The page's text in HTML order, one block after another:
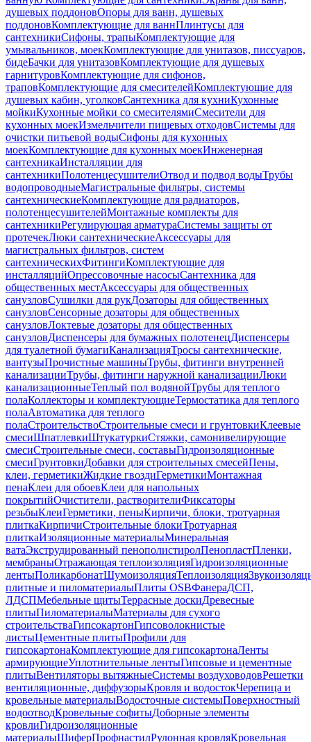
душевых поддоновОпоры для ванн, душевых
поддоновКомплектующие для ваннПлинтусы для
сантехникиСифоны, трапыКомплектующие для
умывальников, моекКомплектующие для унитазов, писсуаров,
бидеБачки для унитазовКомплектующие для душевых
гарнитуровКомплектующие для сифонов,
траповКомплектующие для смесителейКомплектующие для
душевых кабин, уголковСантехника для кухниКухонные
мойкиКухонные мойки со смесителямиСмесители для
кухонных моекИзмельчители пищевых отходовСистемы для
очистки питьевой водыСифоны для кухонных
моекКомплектующие для кухонных моекИнженерная
сантехникаИнсталляции для
сантехникиПолотенцесушителиОтвод и подвод водыТрубы
водопроводныеМагистральные фильтры, системы
сантехническиеКомплектующие для радиаторов,
полотенцесушителейМонтажные комплекты для
сантехникиРегулирующая арматураСистемы защиты от
протечекЛюки сантехническиеАксессуары для
магистральных фильтров, систем
сантехническихФитингиКомплектующие для
инсталляцийОпрессовочные насосыСантехника для
общественных местАксессуары для общественных
санузловСушилки для рукДозаторы для общественных
санузловСенсорные дозаторы для общественных
санузловЛоктевые дозаторы для общественных
санузловДиспенсеры для бумажных полотенецДиспенсеры
для туалетной бумагиКанализацияТросы сантехнические,
вантузыПрочистные машиныТрубы, фитинги внутренней
канализацииТрубы, фитинги наружной канализацииЛюки
канализационныеТеплый пол водянойТрубы для теплого
полаКоллекторы и комплектующиеТермостатика для теплого
полаАвтоматика для теплого
полаСтроительствоСтроительные смеси и грунтовкиКлеевые
смесиШпатлевкиШтукатуркиСтяжки, самонивелирующие
смесиСтроительные смеси, составыГидроизоляционные
смесиГрунтовкиДобавки для строительных смесейПены,
клеи, герметикиЖидкие гвоздиГерметикиМонтажная
пенаКлеи для обоевКлеи для напольных
покрытийОчистители, растворителиФиксаторы
резьбыКлеиГерметики, пеныКирпичи, блоки, тротуарная
плиткаКирпичиСтроительные блокиТротуарная
плиткаИзоляционные материалыМинеральная
ватаЭкструдированный пенополистиролПенопластПленки,
мембраныОтражающая теплоизоляцияГидроизоляционные
лентыПоликарбонатШумоизоляцияТеплоизоляция
плитные и пиломатериалыПлиты OSBФанераДСП,
ЛДСПМебельные щитыТеррасные доскиДревесные
плитыПиломатериалыМатериалы для сухого
строительстваГипсокартонГипсоволокнистые
листыЦементные плитыПрофили для
гипсокартонаКомплектующие для гипсокартонаЛенты
армирующиеУплотнительные лентыГипсовые и цементные
плитыВентиляторы вытяжныеСистемы воздуховодовРешетки
вентиляционные, диффузорыКровля и водостокЧерепица и
кровельные материалыВодосточные системыПоверхностный
водоотводКровельные софитыДоборные элементы
кровлиГидроизоляционные
материалыШиферПрофнастилРулонная кровляКровельная